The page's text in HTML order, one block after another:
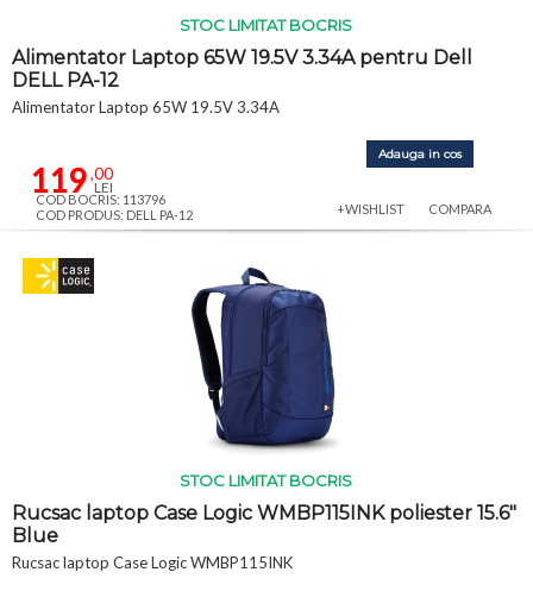
STOC LIMITAT BOCRIS
Alimentator Laptop 65W 19.5V 3.34A pentru Dell
DELL PA-12
Alimentator Laptop 65W 19.5V 3.34A
119,00
LEI
Adauga in cos
COD BOCRIS: 113796
COD PRODUS: DELL PA-12
+WISHLIST COMPARA
STOC LIMITAT BOCRIS
Rucsac laptop Case Logic WMBP115INK poliester 15.6"
Blue
Rucsac laptop Case Logic WMBP115INK